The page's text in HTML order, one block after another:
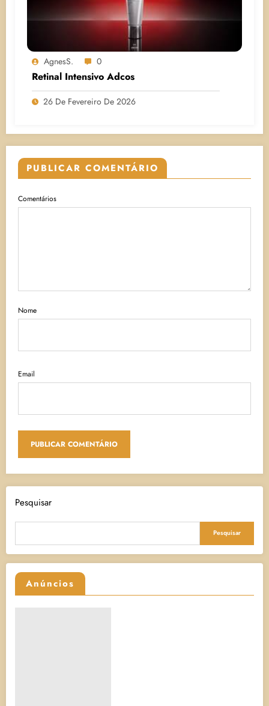
AgnesS. 0
Retinal Intensivo Adcos
26 De Fevereiro De 2026
PUBLICAR COMENTÁRIO
Comentários
Nome
Email
Pesquisar
Pesquisar
Anúncios